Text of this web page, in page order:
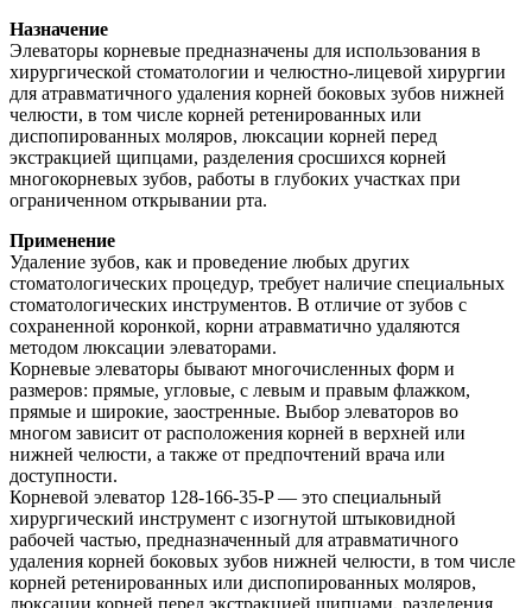
Назначение
Элеваторы корневые предназначены для использования в
хирургической стоматологии и челюстно-лицевой хирургии
для атравматичного удаления корней боковых зубов нижней
челюсти, в том числе корней ретенированных или
диспопированных моляров, люксации корней перед
экстракцией щипцами, разделения сросшихся корней
многокорневых зубов, работы в глубоких участках при
ограниченном открывании рта.
Применение
Удаление зубов, как и проведение любых других
стоматологических процедур, требует наличие специальных
стоматологических инструментов. В отличие от зубов с
сохраненной коронкой, корни атравматично удаляются
методом люксации элеваторами.
Корневые элеваторы бывают многочисленных форм и
размеров: прямые, угловые, с левым и правым флажком,
прямые и широкие, заостренные. Выбор элеваторов во
многом зависит от расположения корней в верхней или
нижней челюсти, а также от предпочтений врача или
доступности.
Корневой элеватор 128-166-35-P — это специальный
хирургический инструмент с изогнутой штыковидной
рабочей частью, предназначенный для атравматичного
удаления корней боковых зубов нижней челюсти, в том числе
корней ретенированных или диспопированных моляров,
люксации корней перед экстракцией щипцами, разделения